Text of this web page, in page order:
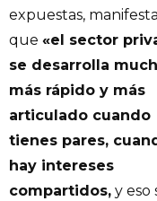
expuestas,
que «el sector
se desarrolla
más rápido y más
articulado cuando
tienes pares,
hay intereses
compartidos, y eso